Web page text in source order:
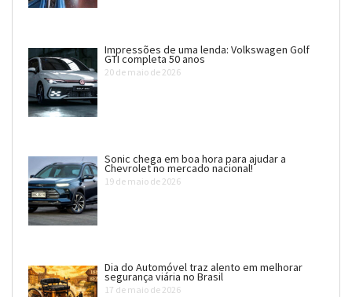
Impressões de uma lenda: Volkswagen Golf
GTI completa 50 anos
20 de maio de 2026
Sonic chega em boa hora para ajudar a
Chevrolet no mercado nacional!
19 de maio de 2026
Dia do Automóvel traz alento em melhorar
segurança viária no Brasil
17 de maio de 2026